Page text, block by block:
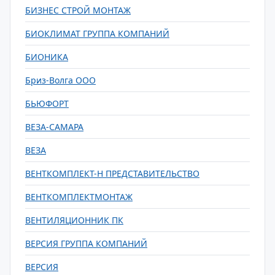
БИЗНЕС СТРОЙ МОНТАЖ
БИОКЛИМАТ ГРУППА КОМПАНИЙ
БИОНИКА
Бриз-Волга ООО
БЬЮФОРТ
ВЕЗА-САМАРА
ВЕЗА
ВЕНТКОМПЛЕКТ-Н ПРЕДСТАВИТЕЛЬСТВО
ВЕНТКОМПЛЕКТМОНТАЖ
ВЕНТИЛЯЦИОННИК ПК
ВЕРСИЯ ГРУППА КОМПАНИЙ
ВЕРСИЯ